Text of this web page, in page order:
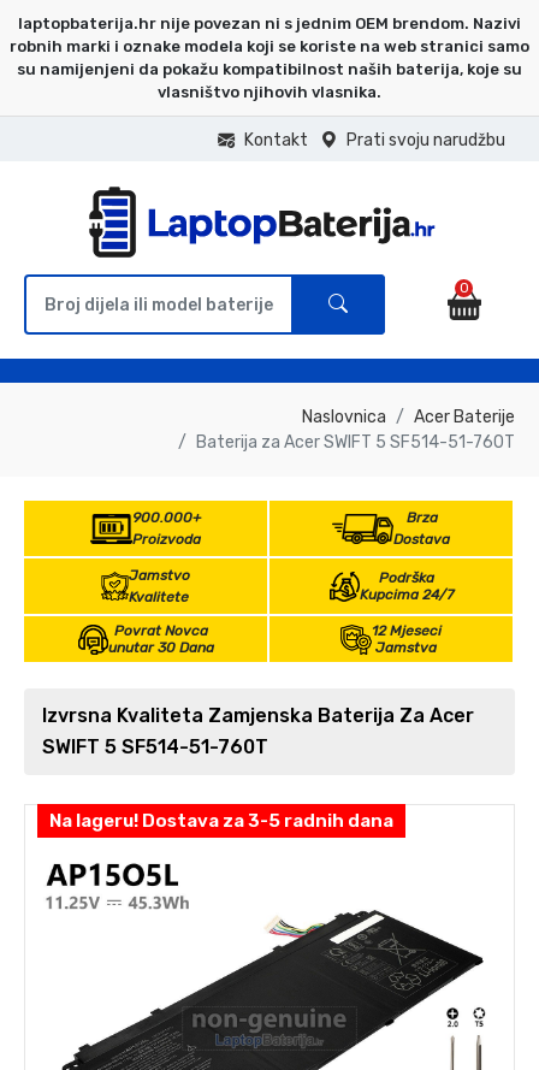
laptopbaterija.hr nije povezan ni s jednim OEM brendom. Nazivi
robnih marki i oznake modela koji se koriste na web stranici samo
su namijenjeni da pokažu kompatibilnost naših baterija, koje su
vlasništvo njihovih vlasnika.
Prati svoju narudžbu
Kontakt
0
Naslovnica
Acer Baterije
Baterija za Acer SWIFT 5 SF514-51-760T
900.000+
Proizvoda
Brza
Dostava
Jamstvo
Kvalitete
Podrška
Kupcima 24/7
Povrat Novca
unutar 30 Dana
12 Mjeseci
Jamstva
Izvrsna Kvaliteta Zamjenska Baterija Za Acer
SWIFT 5 SF514-51-760T
Na lageru! Dostava za 3-5 radnih dana